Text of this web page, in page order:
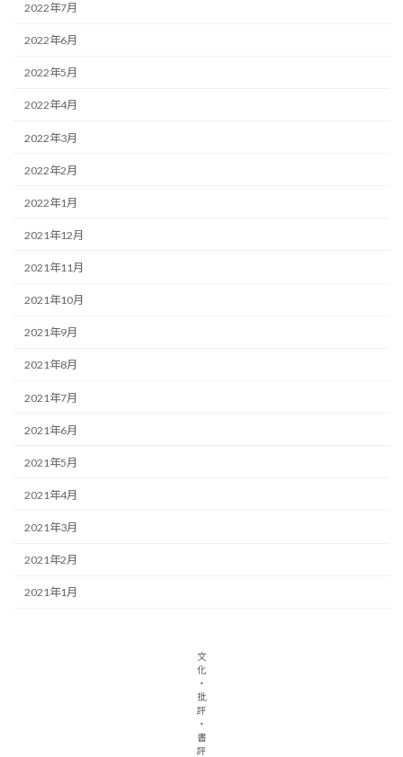
2022年7月
2022年6月
2022年5月
2022年4月
2022年3月
2022年2月
2022年1月
2021年12月
2021年11月
2021年10月
2021年9月
2021年8月
2021年7月
2021年6月
2021年5月
2021年4月
2021年3月
2021年2月
2021年1月
文
化
・
批
評
・
書
評